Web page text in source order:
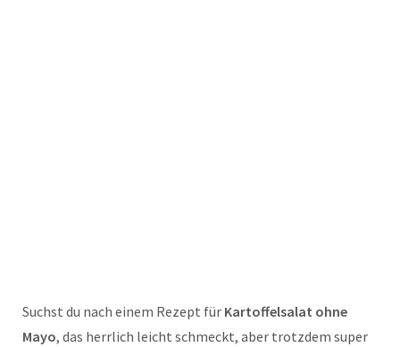
Suchst du nach einem Rezept für Kartoffelsalat ohne
Mayo, das herrlich leicht schmeckt, aber trotzdem super